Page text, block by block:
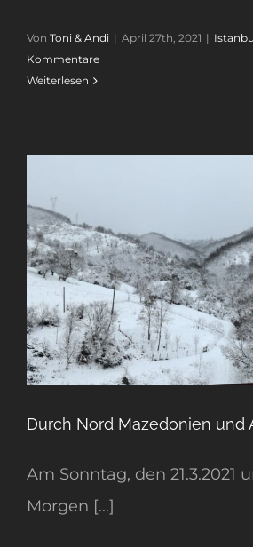
Von Toni & Andi | April 27th, 2021 |
Kommentare
Weiterlesen
Durch Nord Mazedonien und
Am Sonntag, den 21.3.2021
Morgen [...]